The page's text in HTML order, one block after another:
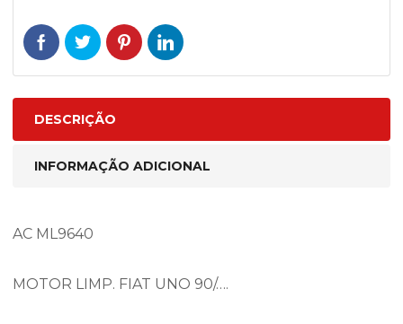
DESCRIÇÃO
INFORMAÇÃO ADICIONAL
AC ML9640
MOTOR LIMP. FIAT UNO 90/….